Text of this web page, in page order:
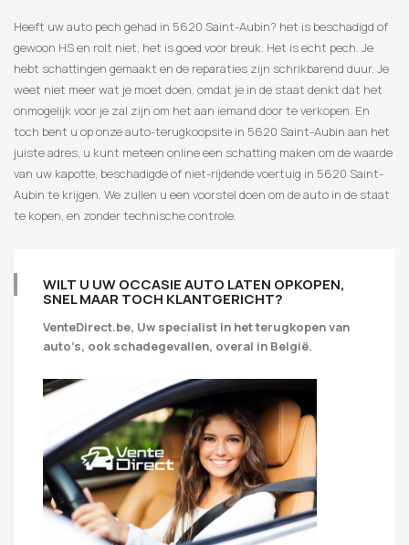
Heeft uw auto pech gehad in 5620 Saint-Aubin? het is beschadigd of
gewoon HS en rolt niet, het is goed voor breuk. Het is echt pech. Je
hebt schattingen gemaakt en de reparaties zijn schrikbarend duur. Je
weet niet meer wat je moet doen, omdat je in de staat denkt dat het
onmogelijk voor je zal zijn om het aan iemand door te verkopen. En
toch bent u op onze auto-terugkoopsite in 5620 Saint-Aubin aan het
juiste adres, u kunt meteen online een schatting maken om de waarde
van uw kapotte, beschadigde of niet-rijdende voertuig in 5620 Saint-
Aubin te krijgen. We zullen u een voorstel doen om de auto in de staat
te kopen, en zonder technische controle.
WILT U UW OCCASIE AUTO LATEN OPKOPEN,
SNEL MAAR TOCH KLANTGERICHT?
VenteDirect.be, Uw specialist in het terugkopen van
auto’s, ook schadegevallen, overal in België.